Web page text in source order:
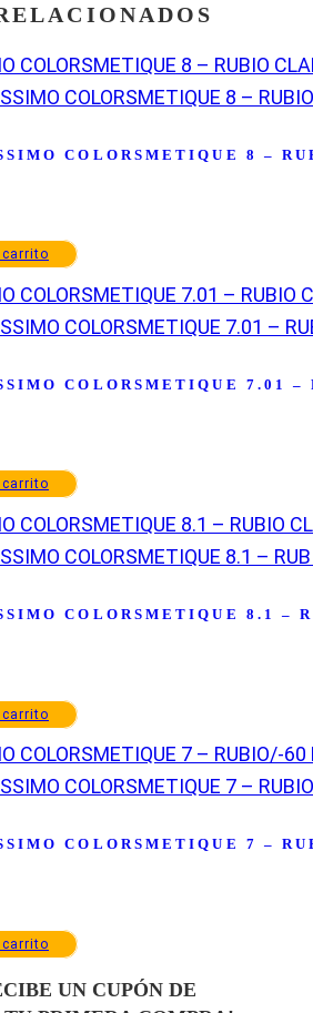
COLORSMETIQUE 8 –
COLORSMETIQUE 7.01
COLORSMETIQUE 8.1 –
COLORSMETIQUE 7 –
UN CUPÓN DE